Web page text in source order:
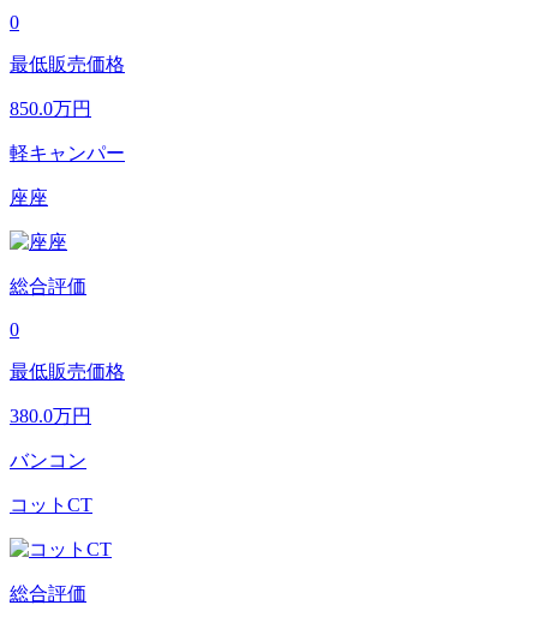
0
最低販売価格
850.0万円
軽キャンパー
座座
総合評価
0
最低販売価格
380.0万円
バンコン
コットCT
総合評価